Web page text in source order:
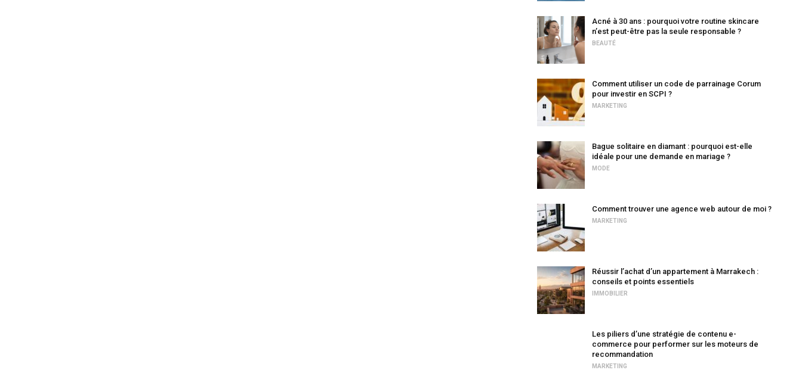
Acné à 30 ans : pourquoi votre routine skincare
n’est peut-être pas la seule responsable ?
BEAUTÉ
Comment utiliser un code de parrainage Corum
pour investir en SCPI ?
MARKETING
Bague solitaire en diamant : pourquoi est-elle
idéale pour une demande en mariage ?
MODE
Comment trouver une agence web autour de moi ?
MARKETING
Réussir l’achat d’un appartement à Marrakech :
conseils et points essentiels
IMMOBILIER
Les piliers d’une stratégie de contenu e-
commerce pour performer sur les moteurs de
recommandation
MARKETING